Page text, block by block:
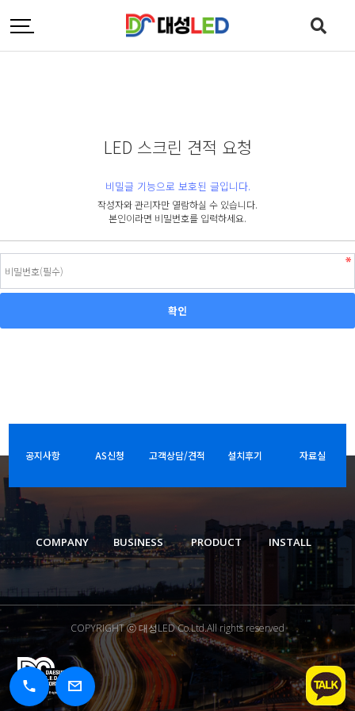
LED 스크린 견적 요청
비밀글 기능으로 보호된 글입니다.
작성자와 관리자만 열람하실 수 있습니다.
본인이라면 비밀번호를 입력하세요.
공지사항 AS신청 고객상담/견적 설치후기 자료실
COMPANY BUSINESS PRODUCT INSTALL
COPYRIGHT ⓒ 대성LED Co.Ltd.All rights reserved